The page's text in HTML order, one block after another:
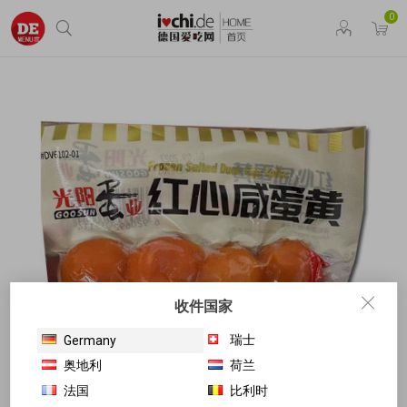
0
收件国家
Germany
瑞士
奥地利
荷兰
法国
比利时